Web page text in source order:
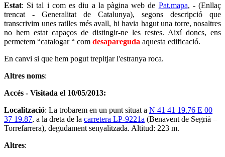
Estat: Si tal i com es diu a la pàgina web de Pat.mapa, - (Enllaç
trencat - Generalitat de Catalunya), segons descripció que
transcrivim unes ratlles més avall, hi havia hagut una torre, nosaltres
no hem estat capaços de distingir-ne les restes. Així doncs, ens
permetem “catalogar “ com desapareguda aquesta edificació.
En canvi si que hem pogut trepitjar l'estranya roca.
Altres noms:
Accés - Visitada el 10/05/2013:
Localització: La trobarem en un punt situat a N 41 41 19.76 E 00
37 19.87, a la dreta de la carretera LP-9221a (Benavent de Segrià –
Torrefarrera), degudament senyalitzada. Altitud: 223 m.
Altres: